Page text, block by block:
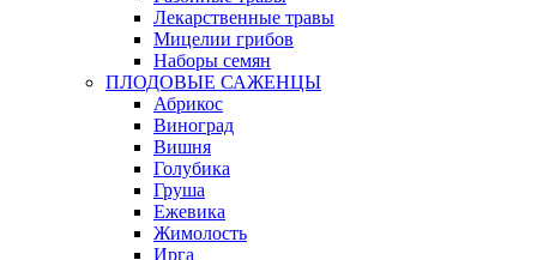
Лекарственные травы
Мицелии грибов
Наборы семян
ПЛОДОВЫЕ САЖЕНЦЫ
Абрикос
Виноград
Вишня
Голубика
Груша
Ежевика
Жимолость
Ирга